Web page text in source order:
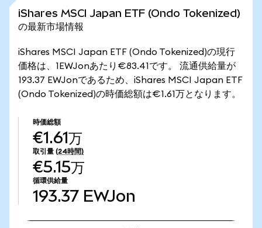
iShares MSCI Japan ETF (Ondo Tokenized)
の最新市場情報
iShares MSCI Japan ETF (Ondo Tokenized)の現行
価格は、1EWJonあたり€83.41です。 流通供給量が
193.37 EWJonであるため、iShares MSCI Japan ETF
(Ondo Tokenized)の時価総額は€1.61万となります。
時価総額
€1.61万
取引量 (24時間)
€5.15万
循環供給量
193.37 EWJon